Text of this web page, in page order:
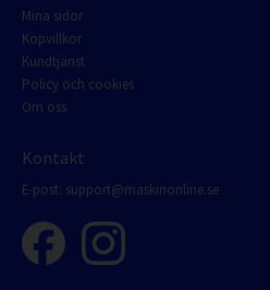
Mina sidor
Köpvillkor
Kundtjänst
Policy och cookies
Om oss
Kontakt
E-post: support@maskinonline.se